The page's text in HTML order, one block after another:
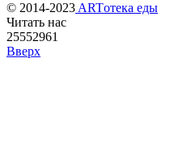
© 2014-2023 ARTотека еды
Читать нас
25552961
Вверх